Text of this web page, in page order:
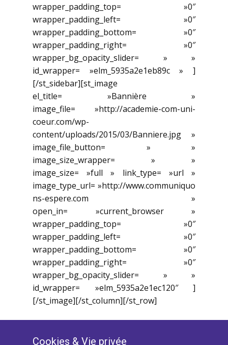
wrapper_padding_top= »0″
wrapper_padding_left= »0″
wrapper_padding_bottom= »0″
wrapper_padding_right= »0″
wrapper_bg_opacity_slider= » »
id_wrapper= »elm_5935a2e1eb89c » ]
[/st_sidebar][st_image
el_title= »Bannière »
image_file= »http://academie-com-uni-
coeur.com/wp-
content/uploads/2015/03/Banniere.jpg »
image_file_button= » »
image_size_wrapper= » »
image_size= »full » link_type= »url »
image_type_url= »http://www.communiquo
ns-espere.com »
open_in= »current_browser »
wrapper_padding_top= »0″
wrapper_padding_left= »0″
wrapper_padding_bottom= »0″
wrapper_padding_right= »0″
wrapper_bg_opacity_slider= » »
id_wrapper= »elm_5935a2e1ec120″ ]
[/st_image][/st_column][/st_row]
Cookies ​& Vie privée